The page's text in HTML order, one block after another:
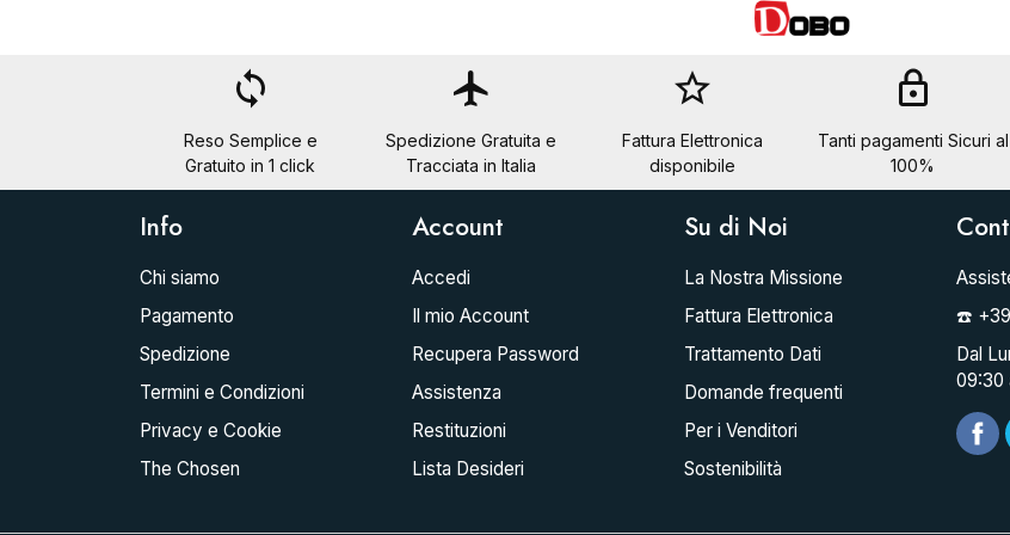
loop
Reso Semplice e
Gratuito in 1 click
flight
Spedizione Gratuita e
Tracciata in Italia
star_border
Fattura Elettronica
disponibile
lock
Tanti pagamenti Sicuri al
100%
Info
Chi siamo
Pagamento
Spedizione
Termini e Condizioni
Privacy e Cookie
The Chosen
Account
Accedi
Il mio Account
Recupera Password
Assistenza
Restituzioni
Lista Desideri
Su di Noi
La Nostra Missione
Fattura Elettronica
Trattamento Dati
Domande frequenti
Per i Venditori
Sostenibilità
☎️
Dal
09:30